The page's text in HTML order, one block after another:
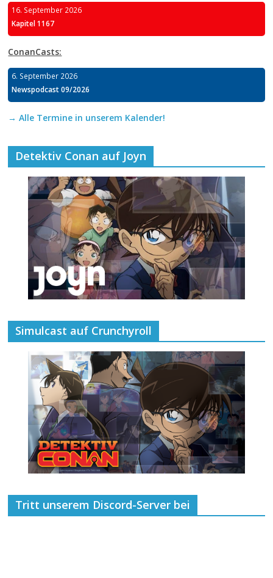
16. September 2026
Kapitel 1167
ConanCasts:
6. September 2026
Newspodcast 09/2026
→ Alle Termine in unserem Kalender!
Detektiv Conan auf Joyn
Simulcast auf Crunchyroll
Tritt unserem Discord-Server bei